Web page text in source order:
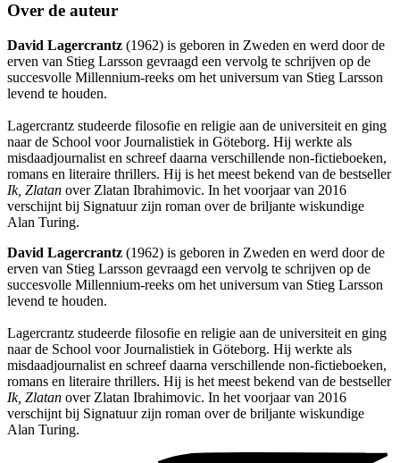
Over de auteur
David Lagercrantz (1962) is geboren in Zweden en werd door de
erven van Stieg Larsson gevraagd een vervolg te schrijven op de
succesvolle Millennium-reeks om het universum van Stieg Larsson
levend te houden.
Lagercrantz studeerde filosofie en religie aan de universiteit en ging
naar de School voor Journalistiek in Göteborg. Hij werkte als
misdaadjournalist en schreef daarna verschillende non-fictieboeken,
romans en literaire thrillers. Hij is het meest bekend van de bestseller
Ik, Zlatan over Zlatan Ibrahimovic. In het voorjaar van 2016
verschijnt bij Signatuur zijn roman over de briljante wiskundige
Alan Turing.
David Lagercrantz (1962) is geboren in Zweden en werd door de
erven van Stieg Larsson gevraagd een vervolg te schrijven op de
succesvolle Millennium-reeks om het universum van Stieg Larsson
levend te houden.
Lagercrantz studeerde filosofie en religie aan de universiteit en ging
naar de School voor Journalistiek in Göteborg. Hij werkte als
misdaadjournalist en schreef daarna verschillende non-fictieboeken,
romans en literaire thrillers. Hij is het meest bekend van de bestseller
Ik, Zlatan over Zlatan Ibrahimovic. In het voorjaar van 2016
verschijnt bij Signatuur zijn roman over de briljante wiskundige
Alan Turing.